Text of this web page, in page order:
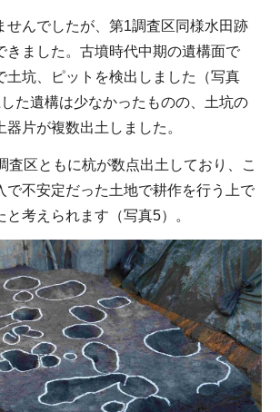
せんでしたが、第1調査区同様水田跡
きました。古墳時代中期の遺構面で
土坑、ピットを検出しました（写真
た遺構は少なかったものの、土坑の
片が複数出土しました。
査区ともに杭が数点出土しており、こ
で不安定だった土地で耕作を行う上で
考えられます（写真5）。